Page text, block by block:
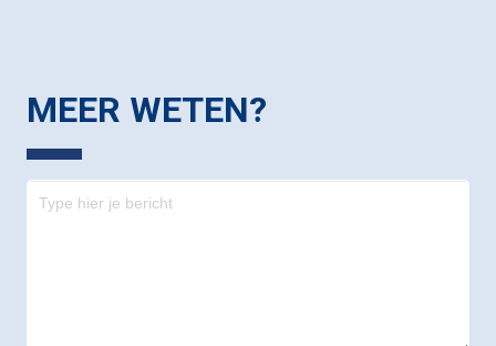
MEER WETEN?
Contact